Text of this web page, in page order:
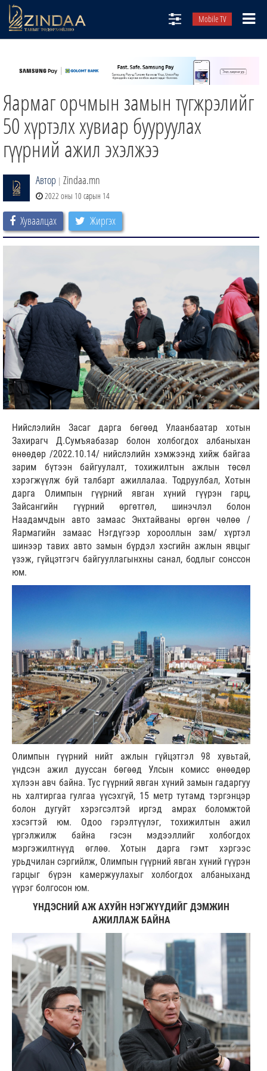
Mobile TV
ТВ8
ӨГЛӨӨНИЙ СОНИН
АУДИО ЗОХИОЛ
ЗИНДАА СЭТГҮҮЛ
Яармаг орчмын замын түгжрэлийг
50 хүртэлх хувиар бууруулах
гүүрний ажил эхэлжээ
Автор | Zindaa.mn
2022 оны 10 сарын 14
Хуваалцах Жиргэх
Нийслэлийн Засаг дарга бөгөөд Улаанбаатар хотын
Захирагч Д.Сумъяабазар болон холбогдох албаныхан
өнөөдөр /2022.10.14/ нийслэлийн хэмжээнд хийж байгаа
зарим бүтээн байгуулалт, тохижилтын ажлын төсөл
хэрэгжүүлж буй талбарт ажиллалаа. Тодруулбал, Хотын
дарга Олимпын гүүрний явган хүний гүүрэн гарц,
Зайсангийн гүүрний өргөтгөл, шинэчлэл болон
Наадамчдын авто замаас Энхтайваны өргөн чөлөө /
Яармагийн замаас Нэгдүгээр хорооллын зам/ хүртэл
шинээр тавих авто замын бүрдэл хэсгийн ажлын явцыг
үзэж, гүйцэтгэгч байгууллагынхны санал, бодлыг сонссон
юм.
Олимпын гүүрний нийт ажлын гүйцэтгэл 98 хувьтай,
үндсэн ажил дууссан бөгөөд Улсын комисс өнөөдөр
хүлээн авч байна. Тус гүүрний явган хүний замын гадаргуу
нь халтиргаа гулгаа үүсэхгүй, 15 метр тутамд тэргэнцэр
болон дугуйт хэрэгсэлтэй иргэд амрах боломжтой
хэсэгтэй юм. Одоо гэрэлтүүлэг, тохижилтын ажил
үргэлжилж байна гэсэн мэдээллийг холбогдох
мэргэжилтнүүд өглөө. Хотын дарга гэмт хэргээс
урьдчилан сэргийлж, Олимпын гүүрний явган хүний гүүрэн
гарцыг бүрэн камержуулахыг холбогдох албаныханд
үүрэг болгосон юм.
ҮНДЭСНИЙ АЖ АХУЙН НЭГЖҮҮДИЙГ ДЭМЖИН
АЖИЛЛАЖ БАЙНА